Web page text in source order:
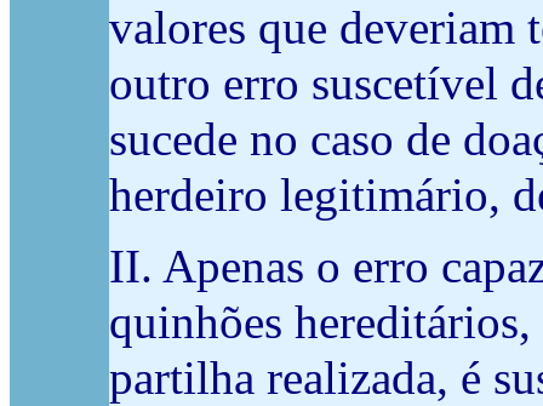
valores que deveriam
outro erro suscetível
sucede no caso de
herdeiro legitimário,
II. Apenas o erro
quinhões
partilha realizada, é